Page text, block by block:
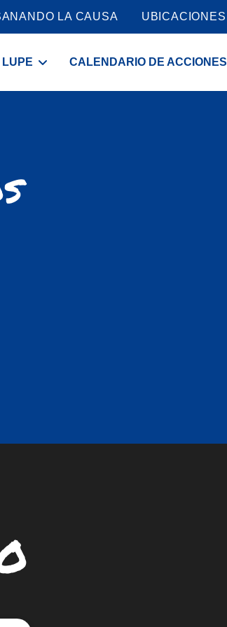
LA CAUSA UBICACIONES
CALENDARIO DE ACCIONES